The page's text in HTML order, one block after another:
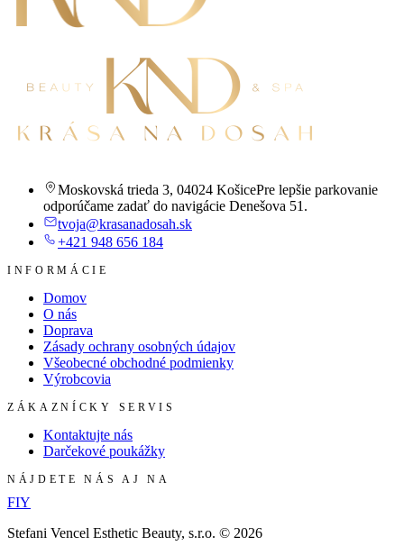
Moskovská trieda 3, 04024 KošicePre lepšie parkovanie
odporúčame zadať do navigácie Denešova 51.
tvoja@krasanadosah.sk
+421 948 656 184
INFORMÁCIE
Domov
O nás
Doprava
Zásady ochrany osobných údajov
Všeobecné obchodné podmienky
Výrobcovia
ZÁKAZNÍCKY SERVIS
Kontaktujte nás
Darčekové poukážky
NÁJDETE NÁS AJ NA
FIY
Stefani Vencel Esthetic Beauty, s.r.o. © 2026